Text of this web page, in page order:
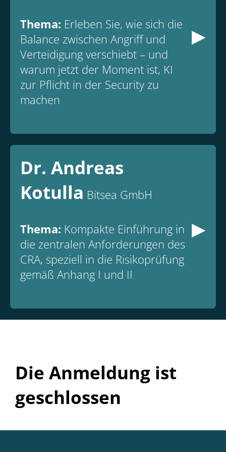
▸
Thema: Erleben Sie, wie sich die
Balance zwischen Angriff und
Verteidigung verschiebt – und
warum jetzt der Moment ist, KI
zur Pflicht in der Security zu
machen
▸
Dr. Andreas
Kotulla Bitsea GmbH
Thema: Kompakte Einführung in
die zentralen Anforderungen des
CRA, speziell in die Risikoprüfung
gemäß Anhang I und II
Die Anmeldung ist
geschlossen